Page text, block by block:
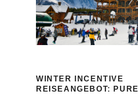
WINTER INCENTIVE
REISEANGEBOT: PURE